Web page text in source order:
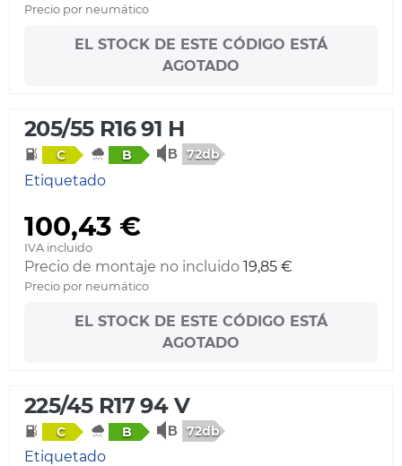
Precio por neumático
EL STOCK DE ESTE CÓDIGO ESTÁ
AGOTADO
205/55 R16 91 H
C B 72db
Etiquetado
100,43 €
IVA incluido
Precio de montaje no incluido 19,85 €
Precio por neumático
EL STOCK DE ESTE CÓDIGO ESTÁ
AGOTADO
225/45 R17 94 V
C B 72db
Etiquetado